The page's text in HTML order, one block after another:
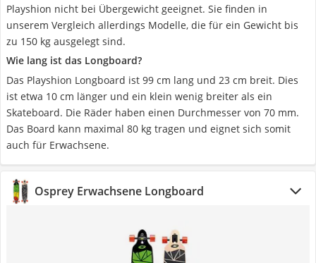
Playshion nicht bei Übergewicht geeignet. Sie finden in
unserem Vergleich allerdings Modelle, die für ein Gewicht bis
zu 150 kg ausgelegt sind.
Wie lang ist das Longboard?
Das Playshion Longboard ist 99 cm lang und 23 cm breit. Dies
ist etwa 10 cm länger und ein klein wenig breiter als ein
Skateboard. Die Räder haben einen Durchmesser von 70 mm.
Das Board kann maximal 80 kg tragen und eignet sich somit
auch für Erwachsene.
Osprey Erwachsene Longboard